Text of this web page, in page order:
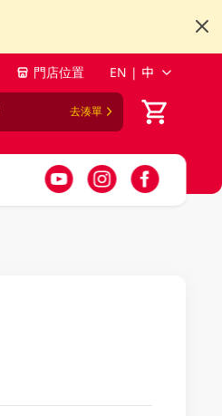
門店位置 EN | 中
去湊單